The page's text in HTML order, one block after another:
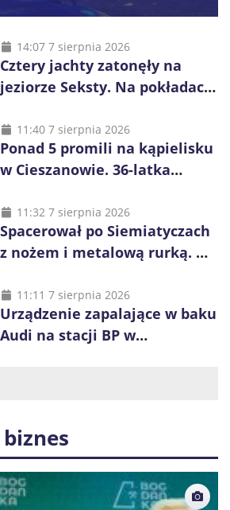
14:07 7 sierpnia 2026
Cztery jachty zatonęły na
jeziorze Seksty. Na pokładach
małoletnich
11:40 7 sierpnia 2026
Ponad 5 promili na kąpielisku
w Cieszanowie. 36-latka
z wody
11:32 7 sierpnia 2026
Spacerował po Siemiatyczach
z nożem i metalową rurką. W
alkohol i perfumy
11:11 7 sierpnia 2026
Urządzenie zapalające w baku
Audi na stacji BP w